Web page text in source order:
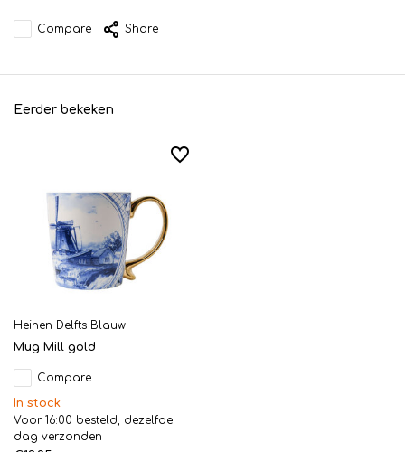
Compare Share
Eerder bekeken
Heinen Delfts Blauw
Mug Mill gold
Compare
In stock
Voor 16:00 besteld, dezelfde
dag verzonden